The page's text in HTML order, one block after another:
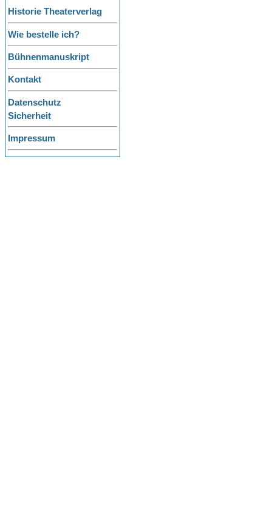
Historie Theaterverlag
Wie bestelle ich?
Bühnenmanuskript
Kontakt
Datenschutz
Sicherheit
Impressum